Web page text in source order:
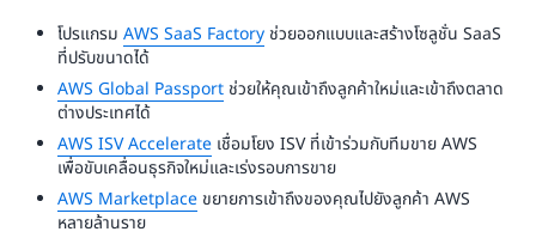
โปรแกรม AWS SaaS Factory ช่วยออกแบบและสร้างโซลูชั่น SaaS
ที่ปรับขนาดได้
AWS Global Passport ช่วยให้คุณเข้าถึงลูกค้าใหม่และเข้าถึงตลาด
ต่างประเทศได้
AWS ISV Accelerate เชื่อมโยง ISV ที่เข้าร่วมกับทีมขาย AWS
เพื่อขับเคลื่อนธุรกิจใหม่และเร่งรอบการขาย
AWS Marketplace ขยายการเข้าถึงของคุณไปยังลูกค้า AWS
หลายล้านราย